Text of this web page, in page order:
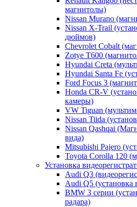
магнитолы)
Nissan Murano
Nissan X-Trail
дюймов)
Chevrolet Cobalt
Zotye T600
Hyundai Creta
Hyundai Santa Fe
Ford Focus 3
Honda CR-V
камеры)
VW Tiguan
Nissan Tiida
Nissan Qashqai
вида)
Mitsubishi Pajero
Toyota Corolla 120
Установка
Audi Q3
Audi Q5 (установка
BMW 3 серии
радара)